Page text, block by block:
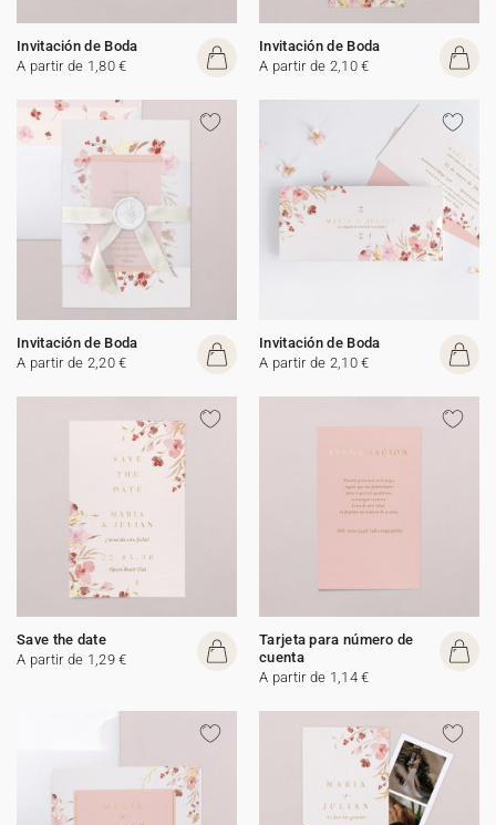
Invitación de Boda
A partir de 1,80 €
Invitación de Boda
A partir de 2,10 €
Invitación de Boda
A partir de 2,20 €
Invitación de Boda
A partir de 2,10 €
Save the date
A partir de 1,29 €
Tarjeta para número de
cuenta
A partir de 1,14 €